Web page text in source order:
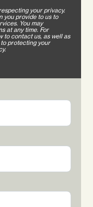
your privacy.
you provide to us to
You may
at any time. For
to contact us, as well as
protecting your